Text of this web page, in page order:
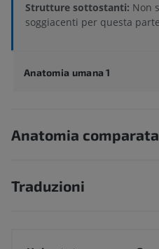
Strutture sottostanti: Non
soggiacenti per questa
Anatomia umana 1
Anatomia
Traduzioni